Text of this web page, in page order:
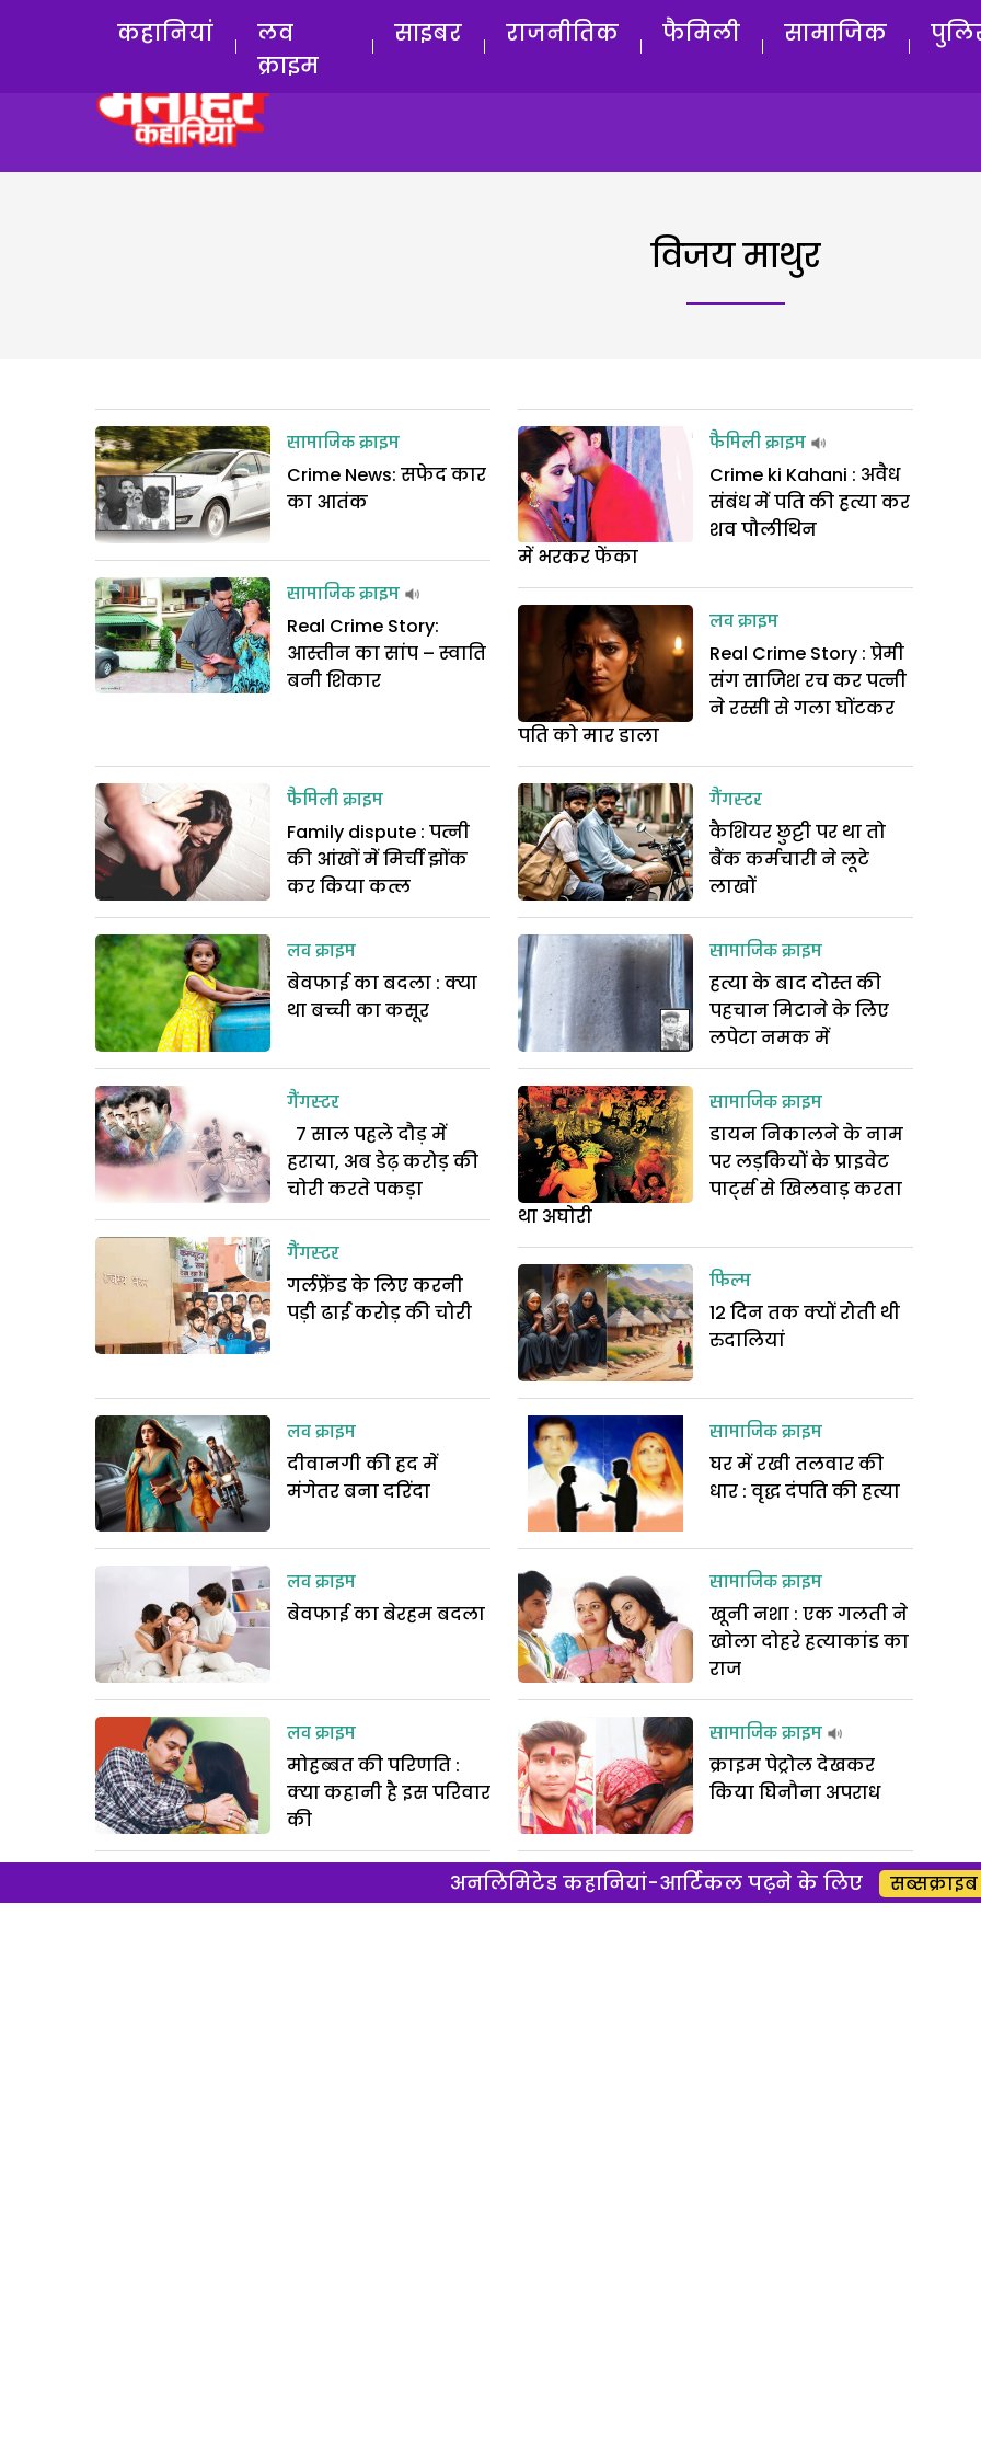
कहानियां
लव
क्राइम
साइबर राजनीतिक फैमिली सामाजिक
विजय माथुर
सामाजिक क्राइम
Crime News: सफेद कार
का आतंक
सामाजिक क्राइम
Real Crime Story:
आस्तीन का सांप – स्वाति
बनी शिकार
फैमिली क्राइम
Crime ki Kahani : अवैध
संबंध में पति की हत्या कर
शव पौलीथिन
में भरकर फेंका
लव क्राइम
Real Crime Story : प्रेमी
संग साजिश रच कर पत्नी
ने रस्सी से गला घोंटकर
पति को मार डाला
फैमिली क्राइम
Family dispute : पत्नी
की आंखों में मिर्ची झोंक
कर किया कत्ल
लव क्राइम
बेवफाई का बदला : क्या
था बच्ची का कसूर
गैंगस्टर
कैशियर छुट्टी पर था तो
बैंक कर्मचारी ने लूटे
लाखों
सामाजिक क्राइम
हत्या के बाद दोस्त की
पहचान मिटाने के लिए
लपेटा नमक में
गैंगस्टर
7 साल पहले दौड़ में
हराया, अब डेढ़ करोड़ की
चोरी करते पकड़ा
गैंगस्टर
गर्लफ्रेंड के लिए करनी
पड़ी ढाई करोड़ की चोरी
सामाजिक क्राइम
डायन निकालने के नाम
पर लड़कियों के प्राइवेट
पार्ट्स से खिलवाड़ करता
था अघोरी
फिल्म
12 दिन तक क्यों रोती थी
रुदालियां
लव क्राइम
दीवानगी की हद में
मंगेतर बना दरिंदा
लव क्राइम
बेवफाई का बेरहम बदला
सामाजिक क्राइम
घर में रखी तलवार की
धार : वृद्ध दंपति की हत्या
सामाजिक क्राइम
खूनी नशा : एक गलती ने
खोला दोहरे हत्याकांड का
राज
लव क्राइम
मोहब्बत की परिणति :
क्या कहानी है इस परिवार
की
सामाजिक क्राइम
क्राइम पेट्रोल देखकर
किया घिनौना अपराध
लव क्राइम
अनलिमिटेड कहानियां-आर्टिकल पढ़ने के लिए